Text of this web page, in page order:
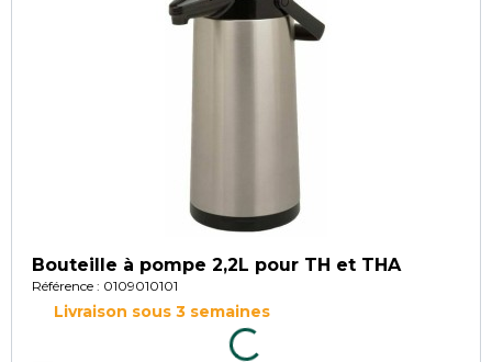
Bouteille à pompe 2,2L pour TH et THA
Référence : 0109010101
Livraison sous 3 semaines